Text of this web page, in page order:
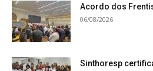
Acordo dos
06/08/2026
Sinthoresp